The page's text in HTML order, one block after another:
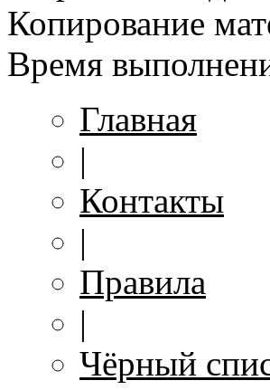
Копирование
Время
Главная
|
Контакты
|
Правила
|
Чёрный